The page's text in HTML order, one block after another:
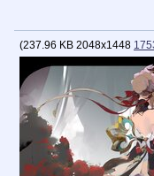
(237.96 KB 2048x1448